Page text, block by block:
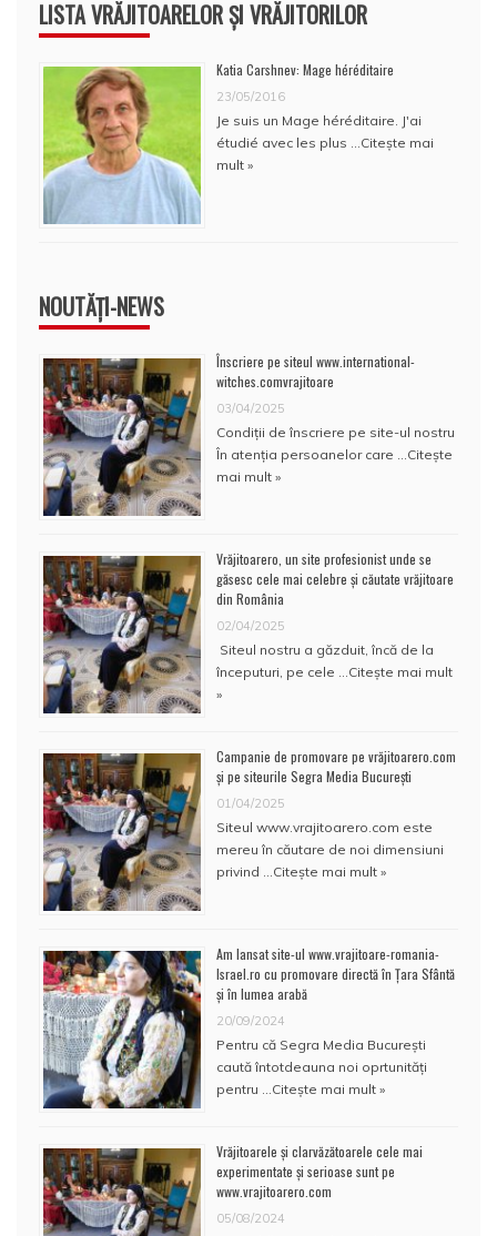
LISTA VRĂJITOARELOR ȘI VRĂJITORILOR
Katia Carshnev: Mage héréditaire
23/05/2016
Je suis un Mage héréditaire. J'ai
étudié avec les plus … Citește mai
mult »
NOUTĂȚI-NEWS
Înscriere pe siteul www.international-
witches.comvrajitoare
03/04/2025
Condiţii de înscriere pe site-ul nostru
În atenţia persoanelor care … Citește
mai mult »
Vrăjitoarero, un site profesionist unde se
găsesc cele mai celebre și căutate vrăjitoare
din România
02/04/2025
Siteul nostru a găzduit, încă de la
începuturi, pe cele … Citește mai mult
»
Campanie de promovare pe vrăjitoarero.com
și pe siteurile Segra Media București
01/04/2025
Siteul www.vrajitoarero.com este
mereu în căutare de noi dimensiuni
privind … Citește mai mult »
Am lansat site-ul www.vrajitoare-romania-
Israel.ro cu promovare directă în Țara Sfântă
și în lumea arabă
20/09/2024
Pentru că Segra Media București
caută întotdeauna noi oprtunități
pentru … Citește mai mult »
Vrăjitoarele și clarvăzătoarele cele mai
experimentate și serioase sunt pe
www.vrajitoarero.com
05/08/2024